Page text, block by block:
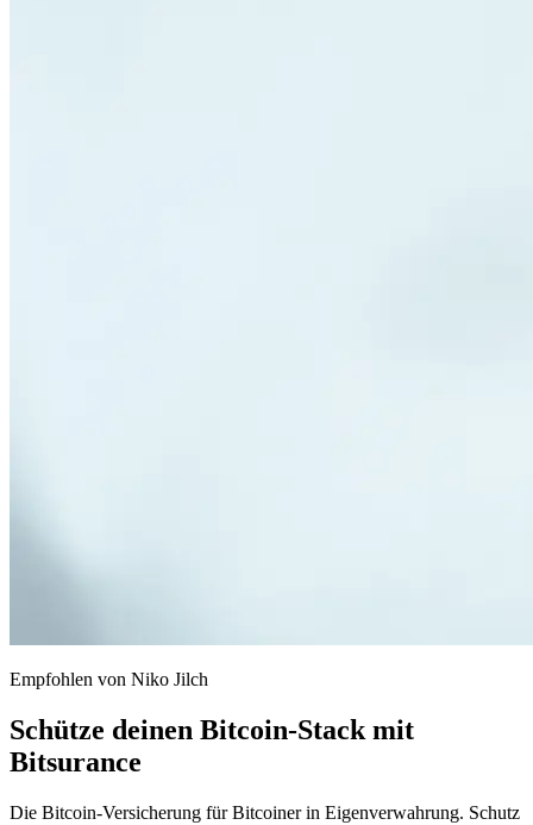
Empfohlen von Niko Jilch
Schütze deinen Bitcoin-Stack mit
Bitsurance
Die Bitcoin-Versicherung für Bitcoiner in Eigenverwahrung. Schutz